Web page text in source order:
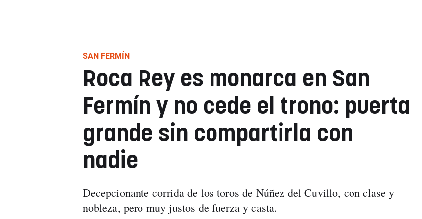
SAN FERMÍN
Roca Rey es monarca en San
Fermín y no cede el trono: puerta
grande sin compartirla con
nadie
Decepcionante corrida de los toros de Núñez del Cuvillo, con clase y
nobleza, pero muy justos de fuerza y casta.